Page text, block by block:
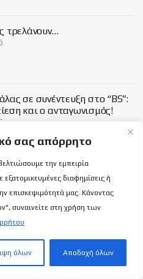
σας απόρρητο
την εμπειρία
διαφημίσεις ή
επισκεψιμότητά μας. Κάνοντας
συναινείτε στη χρήση των
όλων Αποδοχή όλων
τρελάνουν…
σε συνέντευξη στο “BS”:
και ο ανταγωνισμός!